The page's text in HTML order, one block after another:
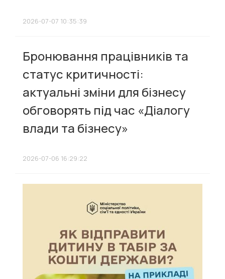
2026-07-07 10:35:39
Бронювання працівників та
статус критичності:
актуальні зміни для бізнесу
обговорять під час «Діалогу
влади та бізнесу»
2026-07-06 16:29:22